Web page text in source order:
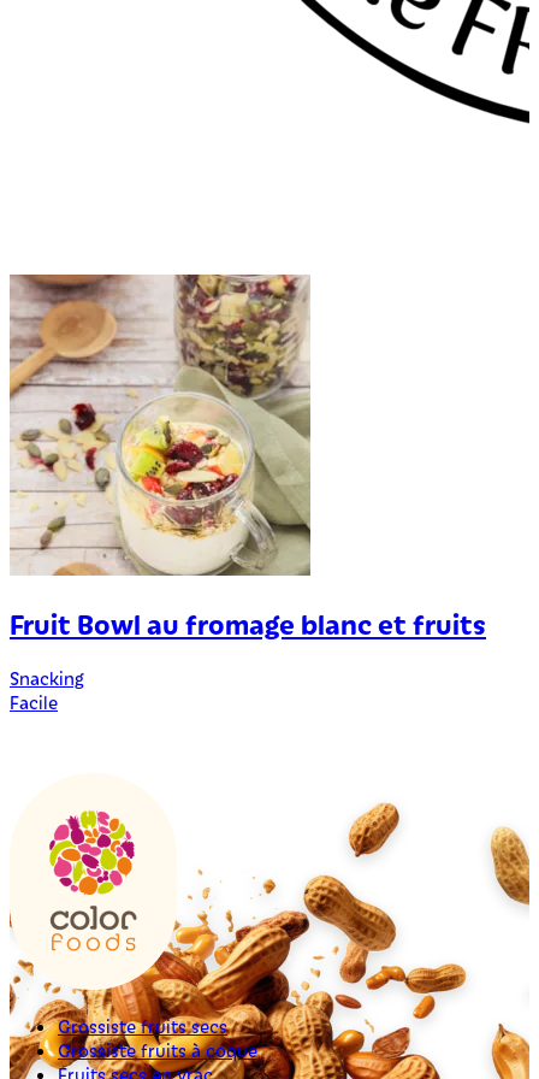
Fruit Bowl au fromage blanc et fruits
Snacking
Facile
Grossiste fruits secs
Grossiste fruits à coque
Fruits secs en vrac